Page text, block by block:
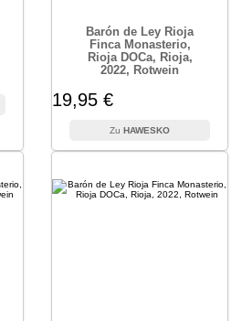
Barón de Ley Rioja
Finca Monasterio,
Rioja DOCa, Rioja,
2022, Rotwein
19,95 €
HAWESKO